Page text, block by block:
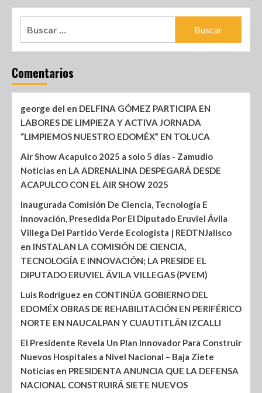
Comentarios
george del en DELFINA GÓMEZ PARTICIPA EN
LABORES DE LIMPIEZA Y ACTIVA JORNADA
“LIMPIEMOS NUESTRO EDOMÉX” EN TOLUCA
Air Show Acapulco 2025 a solo 5 días - Zamudio
Noticias en LA ADRENALINA DESPEGARÁ DESDE
ACAPULCO CON EL AIR SHOW 2025
Inaugurada Comisión De Ciencia, Tecnología E
Innovación, Presedida Por El Diputado Eruviel Ávila
Villega Del Partido Verde Ecologista | REDTNJalisco
en INSTALAN LA COMISIÓN DE CIENCIA,
TECNOLOGÍA E INNOVACIÓN; LA PRESIDE EL
DIPUTADO ERUVIEL ÁVILA VILLEGAS (PVEM)
Luis Rodríguez en CONTINÚA GOBIERNO DEL
EDOMÉX OBRAS DE REHABILITACIÓN EN PERIFÉRICO
NORTE EN NAUCALPAN Y CUAUTITLÁN IZCALLI
El Presidente Revela Un Plan Innovador Para Construir
Nuevos Hospitales a Nivel Nacional – Baja Ziete
Noticias en PRESIDENTA ANUNCIA QUE LA DEFENSA
NACIONAL CONSTRUIRÁ SIETE NUEVOS